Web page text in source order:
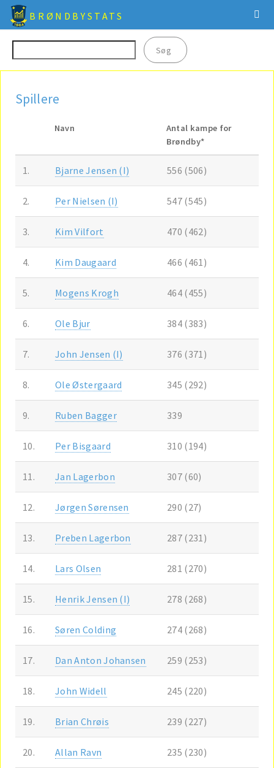
BRØNDBYSTATS
Spillere
Navn
Antal kampe for
Brøndby*
1. Bjarne Jensen (I) 556 (506)
2. Per Nielsen (I) 547 (545)
3. Kim Vilfort 470 (462)
4. Kim Daugaard 466 (461)
5. Mogens Krogh 464 (455)
6. Ole Bjur 384 (383)
7. John Jensen (I) 376 (371)
8. Ole Østergaard 345 (292)
9. Ruben Bagger 339
10. Per Bisgaard 310 (194)
11. Jan Lagerbon 307 (60)
12. Jørgen Sørensen 290 (27)
13. Preben Lagerbon 287 (231)
14. Lars Olsen 281 (270)
15. Henrik Jensen (I) 278 (268)
16. Søren Colding 274 (268)
17. Dan Anton Johansen 259 (253)
18. John Widell 245 (220)
19. Brian Chrøis 239 (227)
20. Allan Ravn 235 (230)